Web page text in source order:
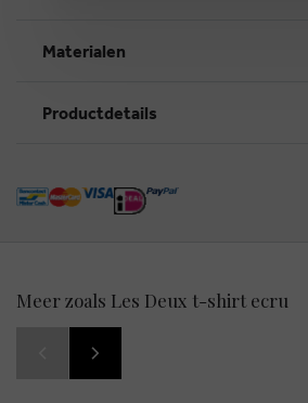
Materialen
Productdetails
Meer zoals Les Deux t-shirt ecru